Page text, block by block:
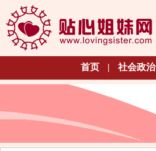
首页 | 社会政治